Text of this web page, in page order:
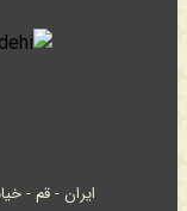
ایران - قم -